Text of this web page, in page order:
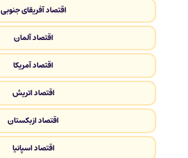
اقتصاد آفریقای جنوبی
اقتصاد آلمان
اقتصاد آمریکا
اقتصاد اتریش
اقتصاد ازبکستان
اقتصاد اسپانیا